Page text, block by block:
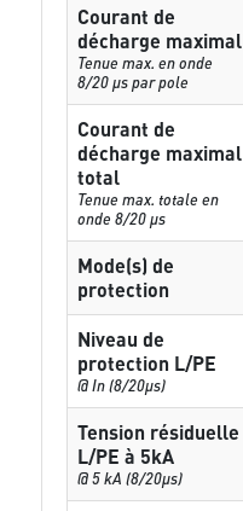
Courant de
décharge maximal
Tenue max. en onde
8/20 µs par pole
Courant de
décharge maximal
total
Tenue max. totale en
onde 8/20 µs
Mode(s) de
protection
Niveau de
protection L/PE
@ In (8/20µs)
Tension résiduelle
L/PE à 5kA
@ 5 kA (8/20µs)